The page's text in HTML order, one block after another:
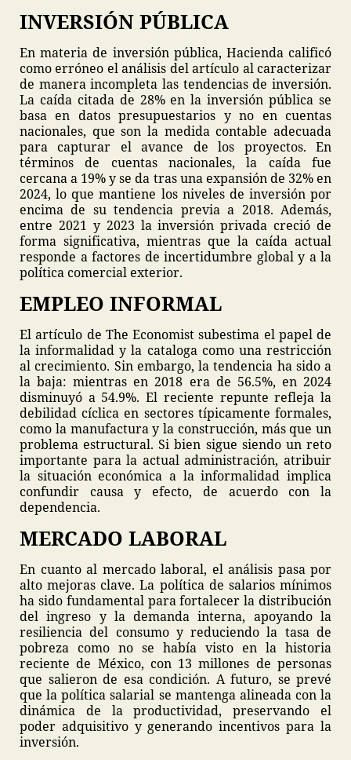
INVERSIÓN PÚBLICA
En materia de inversión pública, Hacienda calificó
como erróneo el análisis del artículo al caracterizar
de manera incompleta las tendencias de inversión.
La caída citada de 28% en la inversión pública se
basa en datos presupuestarios y no en cuentas
nacionales, que son la medida contable adecuada
para capturar el avance de los proyectos. En
términos de cuentas nacionales, la caída fue
cercana a 19% y se da tras una expansión de 32% en
2024, lo que mantiene los niveles de inversión por
encima de su tendencia previa a 2018. Además,
entre 2021 y 2023 la inversión privada creció de
forma significativa, mientras que la caída actual
responde a factores de incertidumbre global y a la
política comercial exterior.
EMPLEO INFORMAL
El artículo de The Economist subestima el papel de
la informalidad y la cataloga como una restricción
al crecimiento. Sin embargo, la tendencia ha sido a
la baja: mientras en 2018 era de 56.5%, en 2024
disminuyó a 54.9%. El reciente repunte refleja la
debilidad cíclica en sectores típicamente formales,
como la manufactura y la construcción, más que un
problema estructural. Si bien sigue siendo un reto
importante para la actual administración, atribuir
la situación económica a la informalidad implica
confundir causa y efecto, de acuerdo con la
dependencia.
MERCADO LABORAL
En cuanto al mercado laboral, el análisis pasa por
alto mejoras clave. La política de salarios mínimos
ha sido fundamental para fortalecer la distribución
del ingreso y la demanda interna, apoyando la
resiliencia del consumo y reduciendo la tasa de
pobreza como no se había visto en la historia
reciente de México, con 13 millones de personas
que salieron de esa condición. A futuro, se prevé
que la política salarial se mantenga alineada con la
dinámica de la productividad, preservando el
poder adquisitivo y generando incentivos para la
inversión.